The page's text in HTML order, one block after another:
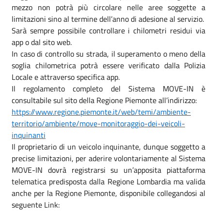
mezzo non potrà più circolare nelle aree soggette a
limitazioni sino al termine dell’anno di adesione al servizio.
Sarà sempre possibile controllare i chilometri residui via
app o dal sito web.
In caso di controllo su strada, il superamento o meno della
soglia chilometrica potrà essere verificato dalla Polizia
Locale e attraverso specifica app.
Il regolamento completo del Sistema MOVE-IN è
consultabile sul sito della Regione Piemonte all’indirizzo:
https://www.regione.piemonte.it/web/temi/ambiente-
territorio/ambiente/move-monitoraggio-dei-veicoli-
inquinanti
Il proprietario di un veicolo inquinante, dunque soggetto a
precise limitazioni, per aderire volontariamente al Sistema
MOVE-IN dovrà registrarsi su un’apposita piattaforma
telematica predisposta dalla Regione Lombardia ma valida
anche per la Regione Piemonte, disponibile collegandosi al
seguente Link: